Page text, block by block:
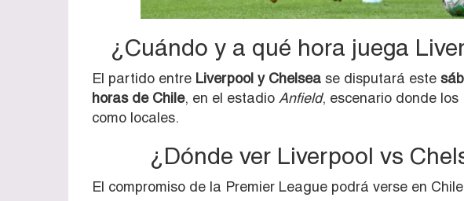
¿Cuándo y a qué hora juega
El partido entre Liverpool y Chelsea se disputará este
horas de Chile, en el estadio Anfield, escenario donde
como locales.
¿Dónde ver Liverpool vs
El compromiso de la Premier League podrá verse en